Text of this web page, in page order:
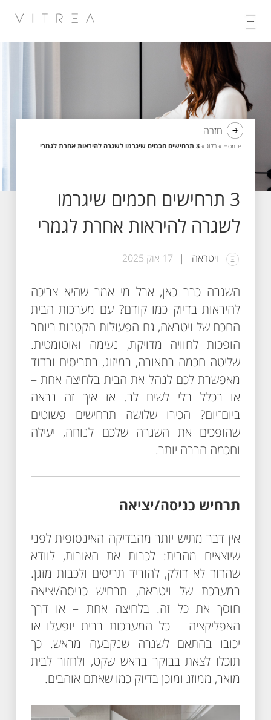
חזרה
Home
»בלוג »3 תרחישים חכמים שיגרמו לשגרה להיראות אחרת לגמרי
3 תרחישים חכמים שיגרמו
לשגרה להיראות אחרת לגמרי
ויטראה 17 אוק 2025
השגרה כבר כאן, אבל מי אמר שהיא צריכה
להיראות בדיוק כמו קודם? עם מערכות הבית
החכם של ויטראה, גם הפעולות הקטנות ביותר
הופכות לחוויה מדויקת, נעימה ואוטומטית.
שליטה חכמה בתאורה, במיזוג, בתריסים ובדוד
מאפשרת לכם לנהל את הבית בלחיצה אחת –
או בכלל בלי לשים לב. אז איך זה נראה
ביום־יום? הכירו שלושה תרחישים פשוטים
שהופכים את השגרה שלכם לנוחה, יעילה
וחכמה הרבה יותר.
תרחיש כניסה/יציאה
אין דבר מתיש יותר מהבדיקה האינסופית לפני
שיוצאים מהבית: לכבות את האורות, לוודא
שהדוד לא דולק, להוריד תריסים ולכבות מזגן.
במערכת של ויטראה, תרחיש כניסה/יציאה
חוסך את כל זה. בלחיצה אחת – או דרך
האפליקציה – כל המערכות בבית יופעלו או
יכובו בהתאם לשגרה שנקבעה מראש. כך
תוכלו לצאת בבוקר בראש שקט, ולחזור לבית
מואר, ממוזג ומוכן בדיוק כמו שאתם אוהבים.